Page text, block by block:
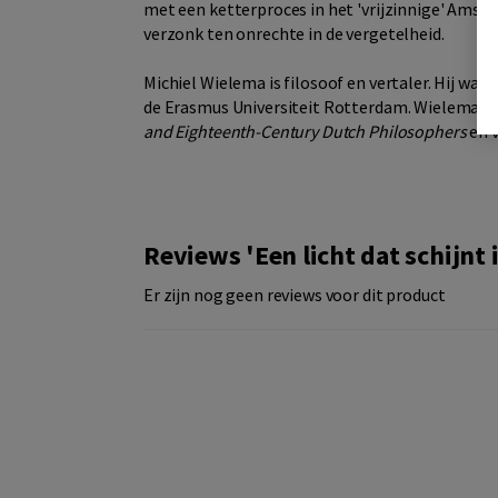
met een ketterproces in het 'vrijzinnige'
verzonk ten onrechte in de vergetelheid.
Michiel Wielema is filosoof en vertaler. Hij was
de Erasmus Universiteit Rotterdam. Wielema is
and Eighteenth-Century Dutch Philosophersen
Reviews 'Een licht dat schijnt
Er zijn nog geen reviews voor dit product